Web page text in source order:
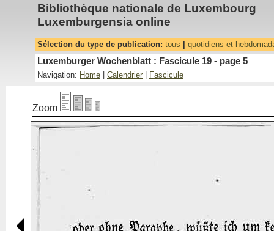
Bibliothèque nationale de Luxembourg
Luxemburgensia online
Sélection du type de publication: tous quotidiens et
Luxemburger Wochenblatt : Fascicule 19 - page 5
Navigation: Home Calendrier Fascicule
Zoom